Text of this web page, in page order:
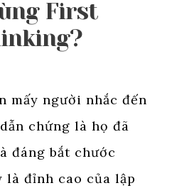
First
mấy người nhắc đến
chứng là họ đã
đáng bắt chước
là đỉnh cao của lập